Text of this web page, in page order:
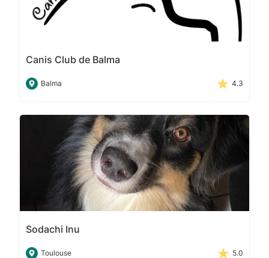
Canis Club de Balma
Balma 4.3
Sodachi Inu
Toulouse 5.0